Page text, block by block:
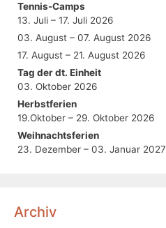
Tennis-Camps
13. Juli – 17. Juli 2026
03. August – 07. August 2026
17. August – 21. August 2026
Tag der dt. Einheit
03. Oktober 2026
Herbstferien
19.Oktober – 29. Oktober 2026
Weihnachtsferien
23. Dezember – 03. Januar 2027
Archiv